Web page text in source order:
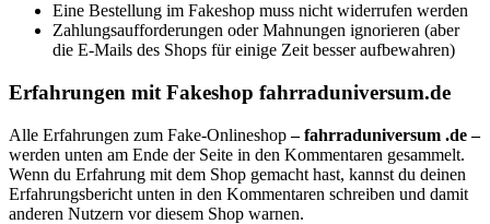
Eine Bestellung im Fakeshop muss nicht widerrufen werden
Zahlungsaufforderungen oder Mahnungen ignorieren (aber
die E-Mails des Shops für einige Zeit besser aufbewahren)
Erfahrungen mit Fakeshop fahrraduniversum.de
Alle Erfahrungen zum Fake-Onlineshop– fahrraduniversum .de –
werden unten am Ende der Seite in den Kommentaren gesammelt.
Wenn du Erfahrung mit dem Shop gemacht hast, kannst du deinen
Erfahrungsbericht unten in den Kommentaren schreiben und damit
anderen Nutzern vor diesem Shop warnen.